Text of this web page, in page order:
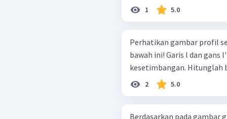
1 5.0
Perhatikan gambar profil
bawah ini! Garis l dan gans l' terletak sama jauhnya dari garis
kesetimbangan. Hitunglah
2 5.0
Berdasarkan pada gambar